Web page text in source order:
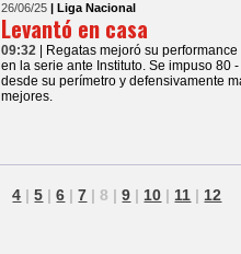
26/06/25 | Liga Nacional
Levantó en casa
09:32
| Regatas mejoró su
en la serie ante Instituto. Se impuso 80
desde su perímetro y defensivamente
mejores.
4 | 5 | 6 | 7 | 8 | 9 | 10 | 11 | 12